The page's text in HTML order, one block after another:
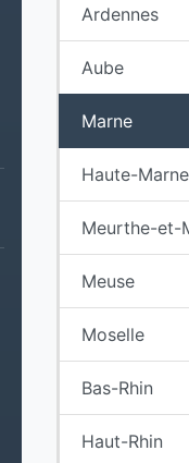
Ardennes
Aube
Marne
Haute-Marne
Meurthe-et-
Meuse
Moselle
Bas-Rhin
Haut-Rhin